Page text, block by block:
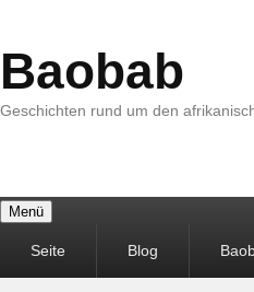
Baobab
Geschichten rund um den
Menü
MenüSeite Blog